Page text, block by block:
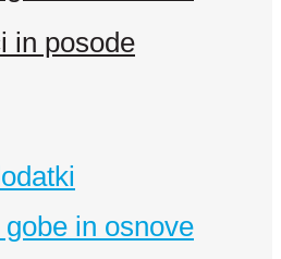
in posode
in osnove